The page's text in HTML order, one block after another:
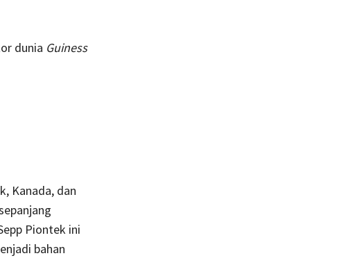
dunia Guiness
Kanada, dan
Piontek ini
bahan